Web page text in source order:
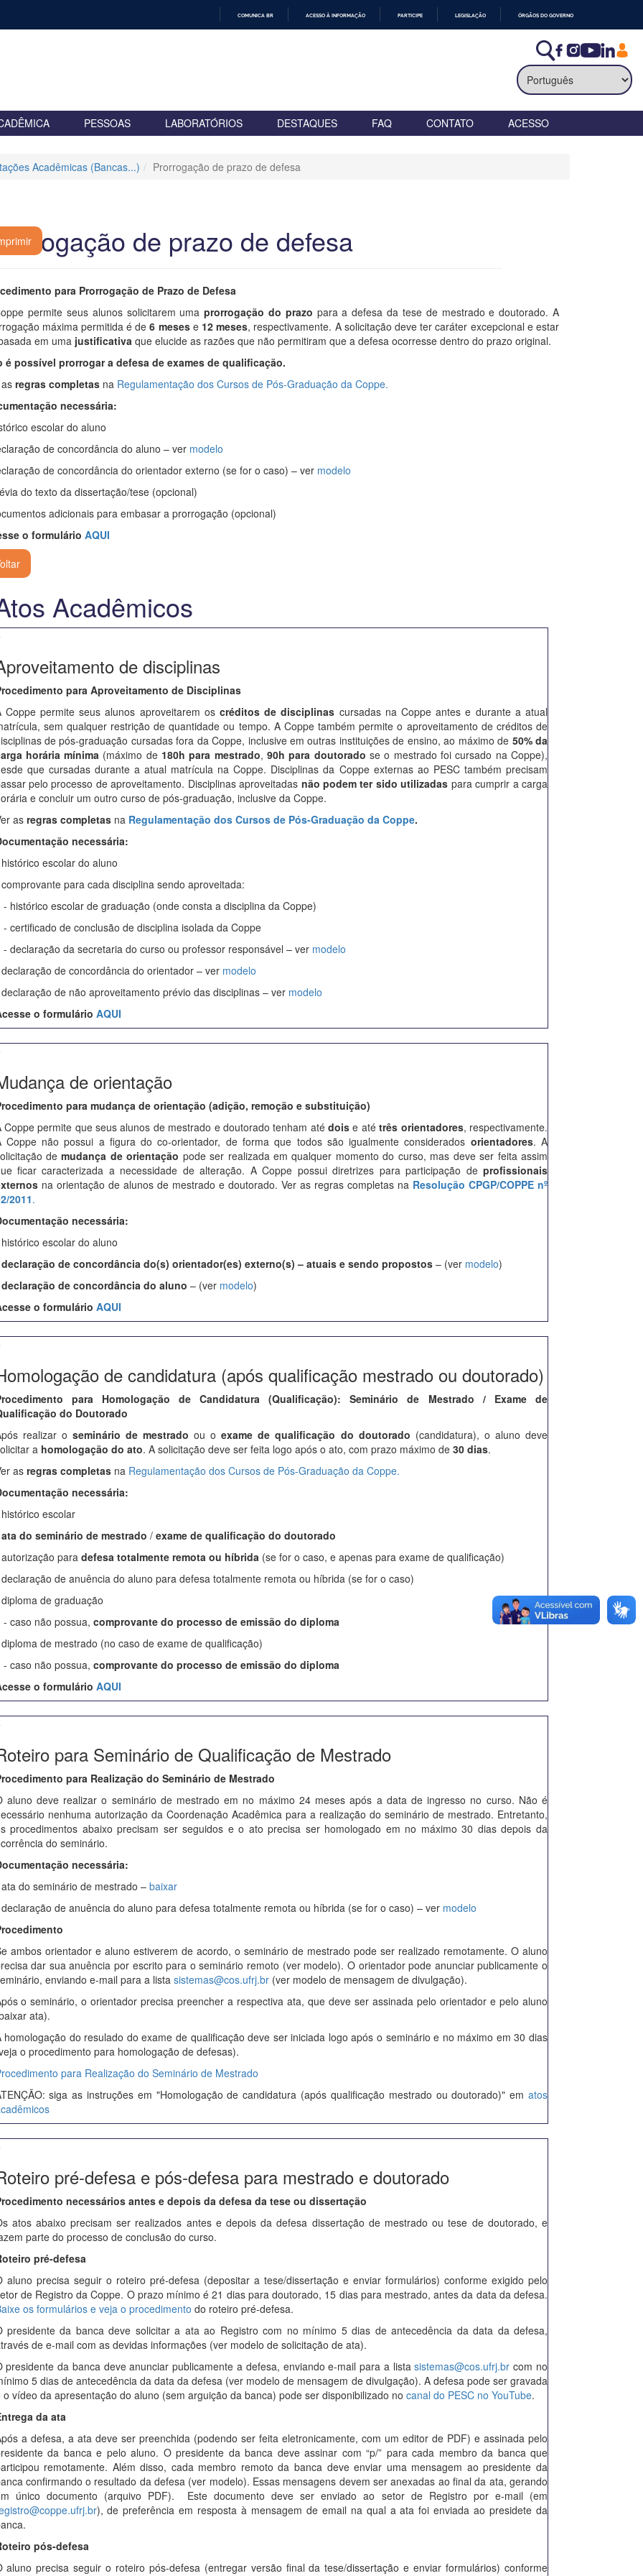
COMUNICA BR ACESSO À INFORMAÇÃO PARTICIPE LEGISLAÇÃO ÓRGÃOS DO GOVERNO
PESSOAS LABORATÓRIOS DESTAQUES FAQ CONTATO ACESSO
Acadêmicas (Bancas...) Prorrogação de prazo de defesa
de prazo de defesa
para Prorrogação de Prazo de Defesa
permite seus alunos solicitarem umaprorrogação do prazo para a defesa da tese de mestrado e doutorado. A
máxima permitida é de6 mesese 12 meses, respectivamente. A solicitação deve ter caráter excepcional e estar
em uma justificativaque elucide as razões que não permitiram que a defesa ocorresse dentro do prazo original.
é possível prorrogar a defesa de exames de qualificação.
regras completasna Regulamentação dos Cursos de Pós-Graduação da Coppe.
necessária:
escolar do aluno
de concordância do aluno – ver modelo
de concordância do orientador externo (se for o caso) – ver modelo
do texto da dissertação/tese (opcional)
adicionais para embasar a prorrogação (opcional)
o formulário AQUI
Acadêmicos
de disciplinas
para Aproveitamento de Disciplinas
Coppe permite seus alunos aproveitarem os créditos de disciplinas cursadas na Coppe antes e durante a atual
sem qualquer restrição de quantidade ou tempo. A Coppe também permite o aproveitamento de créditos de
de pós-graduação cursadas fora da Coppe, inclusive em outras instituições de ensino, ao máximo de 50% da
horária mínima (máximo de 180h para mestrado,90h para doutorado se o mestrado foi cursado na Coppe),
que cursadas durante a atual matrícula na Coppe. Disciplinas da Coppe externas ao PESC também precisam
pelo processo de aproveitamento. Disciplinas aproveitadas não podem ter sido utilizadas para cumprir a carga
e concluir um outro curso de pós-graduação, inclusive da Coppe.
as regras completasna Regulamentação dos Cursos de Pós-Graduação da Coppe.
necessária:
escolar do aluno
para cada disciplina sendo aproveitada:
- histórico escolar de graduação (onde consta a disciplina da Coppe)
- certificado de conclusão de disciplina isolada da Coppe
- declaração da secretaria do curso ou professor responsável – ver modelo
de concordância do orientador – ver modelo
de não aproveitamento prévio das disciplinas – ver modelo
o formulário AQUI
de orientação
para mudança de orientação (adição, remoção e substituição)
Coppe permite que seus alunos de mestrado e doutorado tenham atédois e atétrês orientadores, respectivamente.
Coppe não possui a figura do co-orientador, de forma que todos são igualmente considerados orientadores. A
demudança de orientação pode ser realizada em qualquer momento do curso, mas deve ser feita assim
ficar caracterizada a necessidade de alteração. A Coppe possui diretrizes para participação de profissionais
na orientação de alunos de mestrado e doutorado. Ver as regras completas na Resolução CPGP/COPPE nº
2011.
necessária:
escolar do aluno
declaração de concordância do(s) orientador(es) externo(s) – atuais e sendo propostos– (ver modelo)
declaração de concordância do aluno – (ver modelo)
o formulário AQUI
de candidatura (após qualificação mestrado ou doutorado)
para Homologação de Candidatura (Qualificação): Seminário de Mestrado / Exame de
do Doutorado
realizar o seminário de mestrado ou oexame de qualificação do doutorado (candidatura), o aluno deve
a homologação do ato. A solicitação deve ser feita logo após o ato, com prazo máximo de 30 dias.
as regras completasna Regulamentação dos Cursos de Pós-Graduação da Coppe.
necessária:
escolar
ata do seminário de mestrado / exame de qualificação do doutorado
para defesa totalmente remota ou híbrida(se for o caso, e apenas para exame de qualificação)
de anuência do aluno para defesa totalmente remota ou híbrida (se for o caso)
de graduação
- caso não possua, comprovante do processo de emissão do diploma
de mestrado (no caso de exame de qualificação)
- caso não possua, comprovante do processo de emissão do diploma
o formulário AQUI
para Seminário de Qualificação de Mestrado
para Realização do Seminário de Mestrado
aluno deve realizar o seminário de mestrado em no máximo 24 meses após a data de ingresso no curso. Não é
nenhuma autorização da Coordenação Acadêmica para a realização do seminário de mestrado. Entretanto,
procedimentos abaixo precisam ser seguidos e o ato precisa ser homologado em no máximo 30 dias depois da
do seminário.
necessária:
do seminário de mestrado –baixar
de anuência do aluno para defesa totalmente remota ou híbrida (se for o caso) – ver modelo
ambos orientador e aluno estiverem de acordo, o seminário de mestrado pode ser realizado remotamente. O aluno
dar sua anuência por escrito para o seminário remoto (ver modelo). O orientador pode anunciar publicamente o
enviando e-mail para a lista sistemas@cos.ufrj.br(ver modelo de mensagem de divulgação).
o seminário, o orientador precisa preencher a respectiva ata, que deve ser assinada pelo orientador e pelo aluno
ata).
homologação do resulado do exame de qualificação deve ser iniciada logo após o seminário e no máximo em 30 dias
o procedimento para homologação de defesas).
para Realização do Seminário de Mestrado
siga as instruções em "Homologação de candidatura (após qualificação mestrado ou doutorado)" em atos
pré-defesa e pós-defesa para mestrado e doutorado
necessários antes e depois da defesa da tese ou dissertação
atos abaixo precisam ser realizados antes e depois da defesa dissertação de mestrado ou tese de doutorado, e
parte do processo de conclusão do curso.
pré-defesa
aluno precisa seguir o roteiro pré-defesa (depositar a tese/dissertação e enviar formulários) conforme exigido pelo
de Registro da Coppe. O prazo mínimo é 21 dias para doutorado, 15 dias para mestrado, antes da data da defesa.
os formulários e veja o procedimento do roteiro pré-defesa.
presidente da banca deve solicitar a ata ao Registro com no mínimo 5 dias de antecedência da data da defesa,
de e-mail com as devidas informações (ver modelo de solicitação de ata).
presidente da banca deve anunciar publicamente a defesa, enviando e-mail para a listasistemas@cos.ufrj.br com no
5 dias de antecedência da data da defesa (ver modelo de mensagem de divulgação). A defesa pode ser gravada
o vídeo da apresentação do aluno (sem arguição da banca) pode ser disponibilizado no canal do PESC no YouTube.
da ata
a defesa, a ata deve ser preenchida (podendo ser feita eletronicamente, com um editor de PDF) e assinada pelo
da banca e pelo aluno. O presidente da banca deve assinar com “p/” para cada membro da banca que
remotamente. Além disso, cada membro remoto da banca deve enviar uma mensagem ao presidente da
confirmando o resultado da defesa (ver modelo). Essas mensagens devem ser anexadas ao final da ata, gerando
único documento (arquivo PDF).
Este documento deve ser enviado ao setor de Registro por e-mail (em
), de preferência em resposta à mensagem de email na qual a ata foi enviada ao presidete da
pós-defesa
aluno precisa seguir o roteiro pós-defesa (entregar versão final da tese/dissertação e enviar formulários) conforme